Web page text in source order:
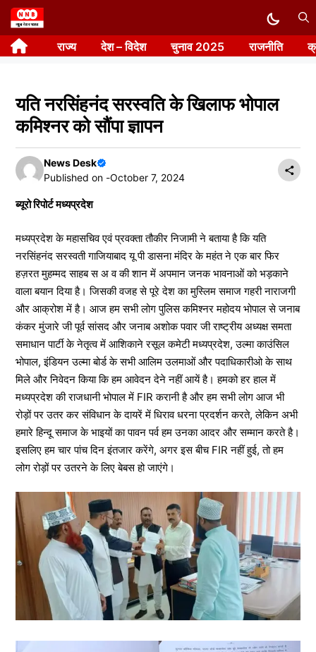
Skip
to
content राज्य देश – विदेश चुनाव 2025 राजनीति
यति नरसिंहनंद सरस्वति के खिलाफ भोपाल
कमिश्नर को सौंपा ज्ञापन
News Desk
Published on -October 7, 2024
ब्यूरो रिपोर्ट मध्यप्रदेश
मध्यप्रदेश के महासचिव एवं प्रवक्ता तौकीर निजामी ने बताया है कि यति
नरसिंहनंद सरस्वती गाजियाबाद यू पी डासना मंदिर के महंत ने एक बार फिर
हज़रत मुहम्मद साहब स अ व की शान में अपमान जनक भावनाओं को भड़काने
वाला बयान दिया है। जिसकी वजह से पूरे देश का मुस्लिम समाज गहरी नाराजगी
और आक्रोश में है। आज हम सभी लोग पुलिस कमिश्नर महोदय भोपाल से जनाब
कंकर मुंजारे जी पूर्व सांसद और जनाब अशोक पवार जी राष्ट्रीय अध्यक्ष समता
समाधान पार्टी के नेतृत्व में आशिकाने रसूल कमेटी मध्यप्रदेश, उल्मा काउंसिल
भोपाल, इंडियन उल्मा बोर्ड के सभी आलिम उलमाओं और पदाधिकारीओ के साथ
मिले और निवेदन किया कि हम आवेदन देने नहीं आयें है। हमको हर हाल में
मध्यप्रदेश की राजधानी भोपाल में FIR करानी है और हम सभी लोग आज भी
रोड़ों पर उतर कर संविधान के दायरें में धिराव धरना प्रदर्शन करते, लेकिन अभी
हमारे हिन्दू समाज के भाइयों का पावन पर्व हम उनका आदर और सम्मान करते है।
इसलिए हम चार पांच दिन इंतजार करेंगे, अगर इस बीच FIR नहीं हुई, तो हम
लोग रोड़ों पर उतरने के लिए बेबस हो जाएंगे।